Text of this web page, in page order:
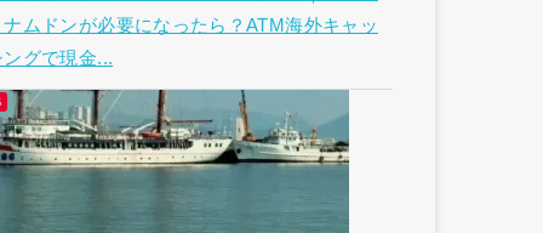
ナムドンが必要になったら？ATM海外キャッ
ングで現金...